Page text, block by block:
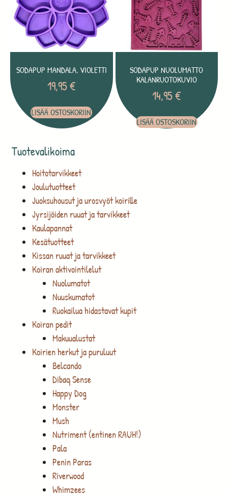
Tuotevalikoima
Hoitotarvikkeet
Joulutuotteet
Juoksuhousut ja urosvyöt koirille
Jyrsijöiden ruuat ja tarvikkeet
Kaulapannat
Kesätuotteet
Kissan ruuat ja tarvikkeet
Koiran aktivointilelut
Nuolumatot
Nuuskumatot
Ruokailua hidastavat kupit
Koiran pedit
Makuualustat
Koirien herkut ja puruluut
Belcando
Dibaq Sense
Happy Dog
Monster
Mush
Nutriment (entinen RAUH!)
Pala
Penin Paras
Riverwood
Whimzees
SODAPUP MANDALA, VIOLETTI
19,95€
LISÄÄ OSTOSKORIIN
SODAPUP NUOLUMATTO
KALANRUOTOKUVIO
14,95€
LISÄÄ OSTOSKORIIN